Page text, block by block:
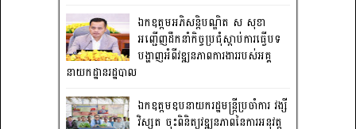
ឯកឧត្តមអភិសន្តិបណ្ឌិត ស សុខា
អញ្ជើញដឹកនាំកិច្ចប្រជុំស្តាប់ការធ្វើបទ
បង្ហាញអំពីវឌ្ឍនភាពការងាររបស់អគ្គ
នាយកដ្ឋានរដ្ឋបាល
ឯកឧត្តមឧបនាយករដ្ឋមន្រ្តីប្រចាំការ វង្សី
វិស្សុត ចុះពិនិត្យវឌ្ឍនភាពនៃការអនុវត្ត